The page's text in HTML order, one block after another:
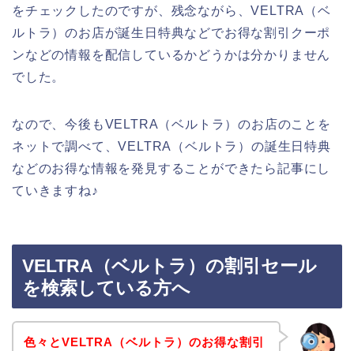
をチェックしたのですが、残念ながら、VELTRA（ベ
ルトラ）のお店が誕生日特典などでお得な割引クーポ
ンなどの情報を配信しているかどうかは分かりません
でした。
なので、今後もVELTRA（ベルトラ）のお店のことを
ネットで調べて、VELTRA（ベルトラ）の誕生日特典
などのお得な情報を発見することができたら記事にし
ていきますね♪
VELTRA（ベルトラ）の割引セール
を検索している方へ
色々とVELTRA（ベルトラ）のお得な割引